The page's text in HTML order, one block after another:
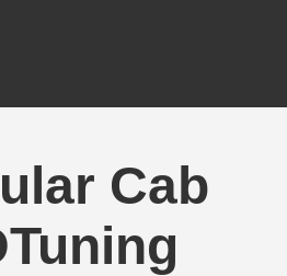
Cab